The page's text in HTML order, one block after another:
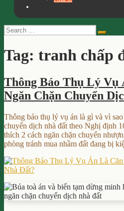
Search
for:
Search
Tag: tranh chấp
Thông Báo Thụ Lý Vụ
Ngăn Chặn Chuyển
Thông báo thụ lý vụ án là gì và vì
chuyển dịch nhà đất theo Nghị định
thích 2 cách ngăn chặn chuyển
phòng tránh mua nhầm đất đang bị